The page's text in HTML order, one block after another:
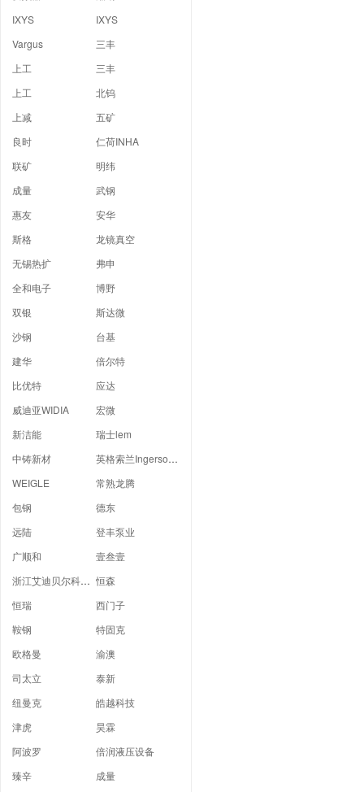
IXYS
IXYS
Vargus
三丰
上工
三丰
上工
北钨
上减
五矿
良时
仁荷INHA
联矿
明纬
成量
武钢
惠友
安华
斯格
龙镜真空
无锡热扩
弗申
全和电子
博野
双银
斯达微
沙钢
台基
建华
倍尔特
比优特
应达
威迪亚WIDIA
宏微
新洁能
瑞士lem
中铸新材
英格索兰Ingersoll Rand
WEIGLE
常熟龙腾
包钢
德东
远陆
登丰泵业
广顺和
壹叁壹
浙江艾迪贝尔科技有限公司 恒森
恒瑞
西门子
鞍钢
特固克
欧格曼
渝澳
司太立
泰新
纽曼克
皓越科技
津虎
昊霖
阿波罗
倍润液压设备
臻辛
成量